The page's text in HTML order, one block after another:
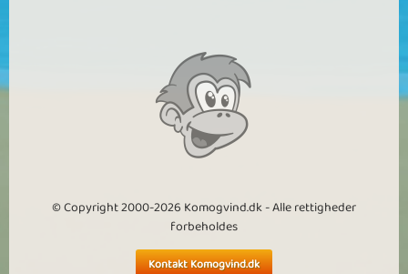
© Copyright 2000-2026 Komogvind.dk - Alle rettigheder
forbeholdes
Kontakt Komogvind.dk